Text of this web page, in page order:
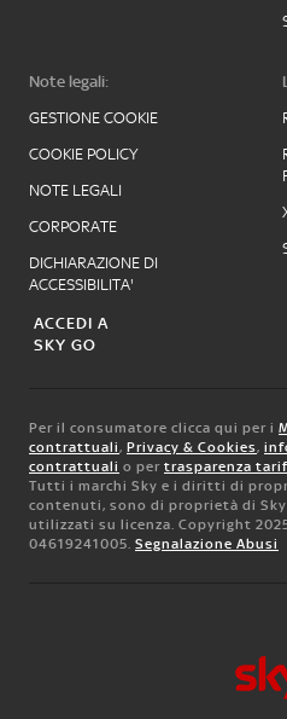
Note legali:
GESTIONE COOKIE
COOKIE POLICY
NOTE LEGALI
CORPORATE
DICHIARAZIONE DI
ACCESSIBILITA'
ACCEDI A
SKY GO
Per il consumatore clicca qui per i
contrattuali, Privacy & Cookies,
contrattuali o per trasparenza
Tutti i marchi Sky e i diritti di
contenuti, sono di proprietà di
utilizzati su licenza. Copyright
04619241005. Segnalazione Abusi